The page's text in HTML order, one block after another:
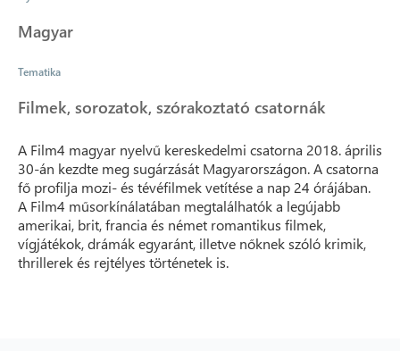
Magyar
Tematika
Filmek, sorozatok, szórakoztató csatornák
A Film4 magyar nyelvű kereskedelmi csatorna 2018. április
30-án kezdte meg sugárzását Magyarországon. A csatorna
fő profilja mozi- és tévéfilmek vetítése a nap 24 órájában.
A Film4 műsorkínálatában megtalálhatók a legújabb
amerikai, brit, francia és német romantikus filmek,
vígjátékok, drámák egyaránt, illetve nőknek szóló krimik,
thrillerek és rejtélyes történetek is.